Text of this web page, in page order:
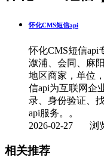
怀化CMS短信api
怀化CMS短信api
溆浦、会同、麻
地区商家，单位
信api为互联网企
录、身份验证、
api服务。。
2026-02-27 浏
相关推荐